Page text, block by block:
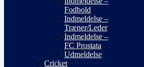
Fodbold
Indmeldelse –
Træner/Leder
Indmeldelse –
FC Prostata
Udmeldelse
Cricket